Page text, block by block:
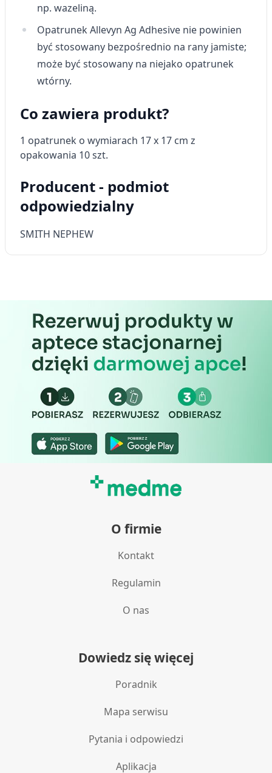
np. wazeliną.
Opatrunek Allevyn Ag Adhesive nie powinien
być stosowany bezpośrednio na rany jamiste;
może być stosowany na niejako opatrunek
wtórny.
Co zawiera produkt?
1 opatrunek o wymiarach 17 x 17 cm z
opakowania 10 szt.
Producent - podmiot
odpowiedzialny
SMITH NEPHEW
O firmie
Kontakt
Regulamin
O nas
Dowiedz się więcej
Poradnik
Mapa serwisu
Pytania i odpowiedzi
Aplikacja